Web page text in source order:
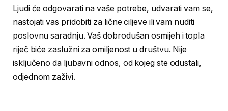
Ljudi će odgovarati na vaše potrebe, udvarati vam se,
nastojati vas pridobiti za lične ciljeve ili vam nuditi
poslovnu saradnju. Vaš dobrodušan osmijeh i topla
riječ biće zaslužni za omiljenost u društvu. Nije
isključeno da ljubavni odnos, od kojeg ste odustali,
odjednom zaživi.